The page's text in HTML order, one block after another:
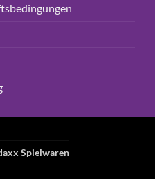
Spielwaren